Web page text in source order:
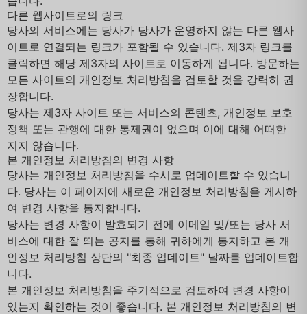
다른 웹사이트로의 링크
당사의 서비스에는 당사가 당사가 운영하지 않는 다른 웹사
이트로 연결되는 링크가 포함될 수 있습니다. 제3자 링크를
클릭하면 해당 제3자의 사이트로 이동하게 됩니다. 방문하는
모든 사이트의 개인정보 처리방침을 검토할 것을 강력히 권
장합니다.
당사는 제3자 사이트 또는 서비스의 콘텐츠, 개인정보 보호
정책 또는 관행에 대한 통제권이 없으며 이에 대해 어떠한
지지 않습니다.
본 개인정보 처리방침의 변경 사항
당사는 개인정보 처리방침을 수시로 업데이트할 수 있습니
다. 당사는 이 페이지에 새로운 개인정보 처리방침을 게시하
여 변경 사항을 통지합니다.
당사는 변경 사항이 발효되기 전에 이메일 및/또는 당사 서
비스에 대한 잘 띄는 공지를 통해 귀하에게 통지하고 본 개
인정보 처리방침 상단의 "최종 업데이트" 날짜를 업데이트합
니다.
본 개인정보 처리방침을 주기적으로 검토하여 변경 사항이
있는지 확인하는 것이 좋습니다. 본 개인정보 처리방침의 변